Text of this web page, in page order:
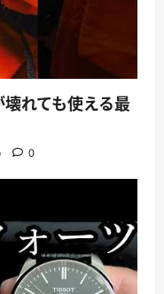
壊れても使える最
0